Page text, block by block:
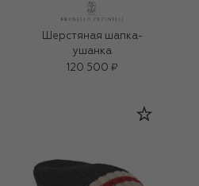
Шерстяная шапка-
ушанка
120 500 ₽